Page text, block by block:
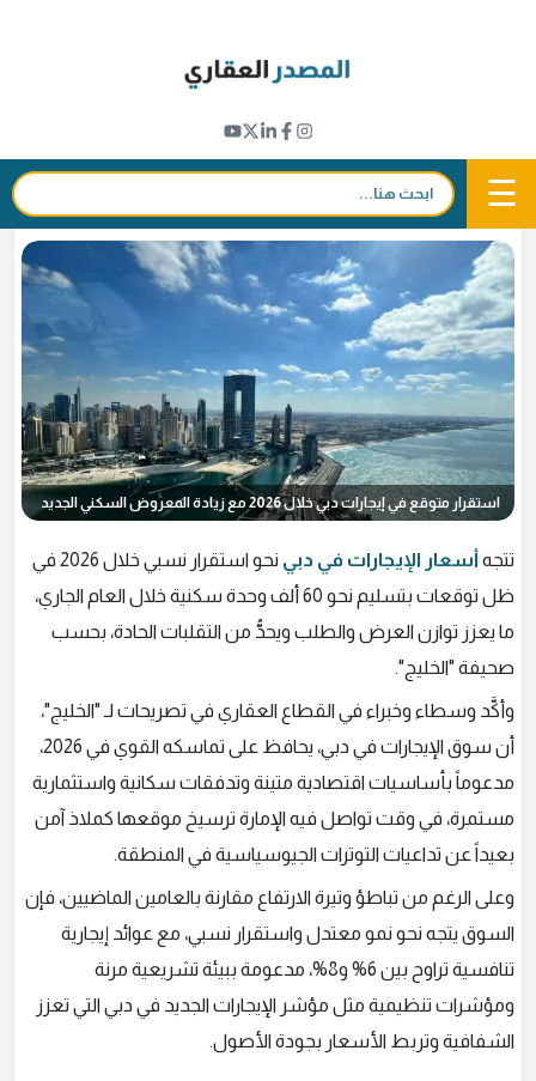
☰ بحث:
أسعار إيجارات دبي تتجه للاستقرار خلال 2026
f
𝕏
in
سامي الشيربي
استقرار متوقع في إيجارات دبي خلال 2026 مع زيادة المعروض السكني الجديد
تتجه أسعار الإيجارات في دبي
نحو استقرار نسبي خلال 2026 في
ظل توقعات بتسليم نحو 60 ألف وحدة سكنية خلال العام الجاري،
ما يعزز توازن العرض والطلب ويحدُّ من التقلبات الحادة، بحسب
صحيفة "الخليج".
وأكَّد وسطاء وخبراء في القطاع العقاري في تصريحات لـ "الخليج"،
أن سوق الإيجارات في دبي، يحافظ على تماسكه القوي في 2026،
مدعوماً بأساسيات اقتصادية متينة وتدفقات سكانية واستثمارية
مستمرة، في وقت تواصل فيه الإمارة ترسيخ موقعها كملاذ آمن
بعيداً عن تداعيات التوترات الجيوسياسية في المنطقة.
وعلى الرغم من تباطؤ وتيرة الارتفاع مقارنة بالعامين الماضيين، فإن
السوق يتجه نحو نمو معتدل واستقرار نسبي، مع عوائد إيجارية
تنافسية تراوح بين 6% و8%، مدعومة ببيئة تشريعية مرنة
ومؤشرات تنظيمية مثل مؤشر الإيجارات الجديد في دبي التي تعزز
الشفافية وتربط الأسعار بجودة الأصول.